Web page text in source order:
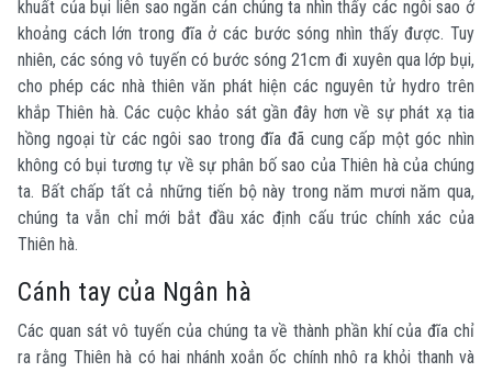
khuất của bụi liên sao ngăn cản chúng ta nhìn thấy các ngôi sao ở
khoảng cách lớn trong đĩa ở các bước sóng nhìn thấy được. Tuy
nhiên, các sóng vô tuyến có bước sóng 21cm đi xuyên qua lớp bụi,
cho phép các nhà thiên văn phát hiện các nguyên tử hydro trên
khắp Thiên hà. Các cuộc khảo sát gần đây hơn về sự phát xạ tia
hồng ngoại từ các ngôi sao trong đĩa đã cung cấp một góc nhìn
không có bụi tương tự về sự phân bố sao của Thiên hà của chúng
ta. Bất chấp tất cả những tiến bộ này trong năm mươi năm qua,
chúng ta vẫn chỉ mới bắt đầu xác định cấu trúc chính xác của
Thiên hà.
Cánh tay của Ngân hà
Các quan sát vô tuyến của chúng ta về thành phần khí của đĩa chỉ
ra rằng Thiên hà có hai nhánh xoắn ốc chính nhô ra khỏi thanh và